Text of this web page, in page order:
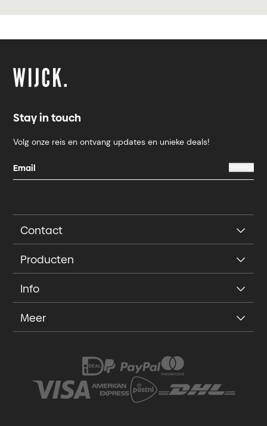
Stay in touch
Volg onze reis en ontvang updates en unieke deals!
Contact
Producten
Info
Meer